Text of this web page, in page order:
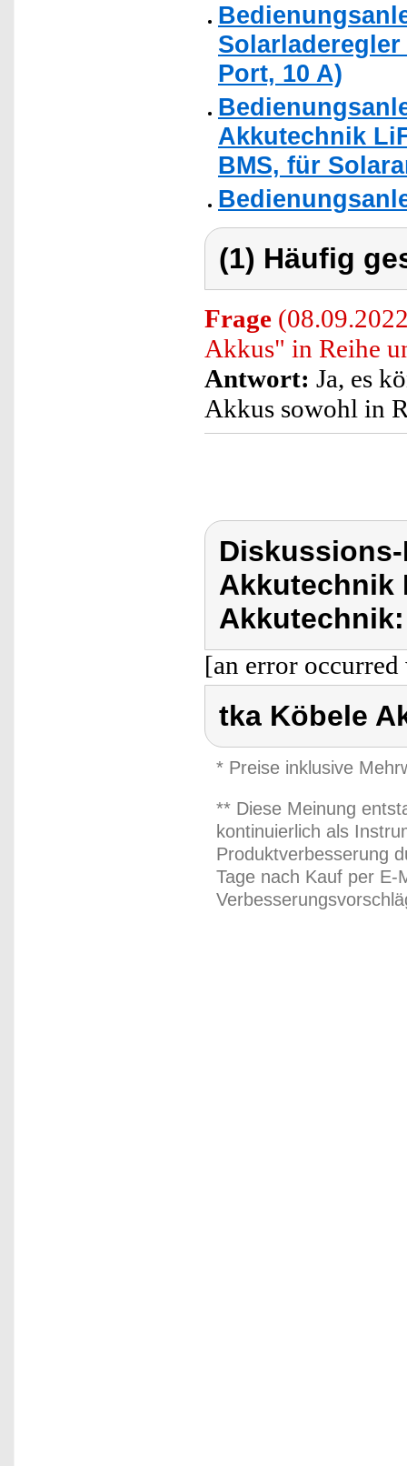
Solarladeregler
Port, 10 A)
Akkutechnik
BMS, für
(1) Häufig
Frage
Akkus" in Reihe
Antwort: Ja, es
Akkus sowohl in
Akkutechnik
Akkutechnik:
[an error
tka Köbele
* Preise inklusive
** Diese Meinung
kontinuierlich als
Produktverbesserung
Tage nach Kauf per E-